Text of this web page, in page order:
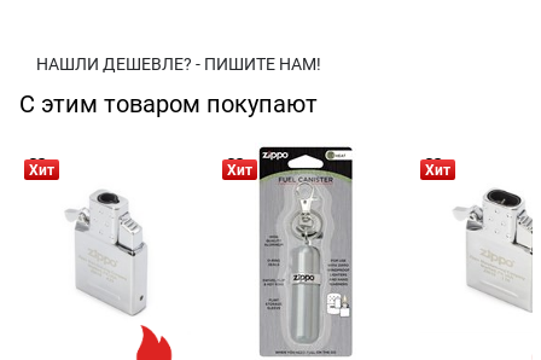
НАШЛИ ДЕШЕВЛЕ? - ПИШИТЕ НАМ!
С этим товаром покупают
Хит Хит Хит